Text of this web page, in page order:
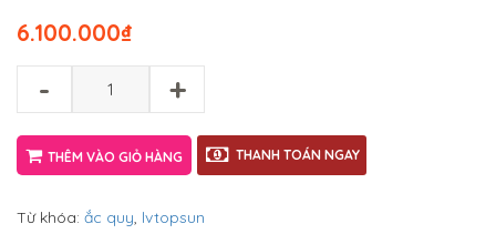
₫
6.100.000
- +
THÊM VÀO GIỎ HÀNG THANH TOÁN NGAY
Từ khóa: ắc quy, lvtopsun